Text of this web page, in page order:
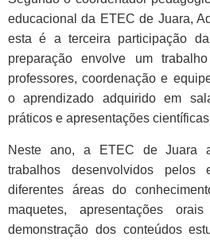
educacional da ETEC de Juara,
esta é a terceira participação
preparação envolve um
professores, coordenação e
o aprendizado adquirido em
práticos e apresentações
Neste ano, a ETEC de Juara
trabalhos desenvolvidos pelos
diferentes áreas do
maquetes, apresentações
demonstração dos conteúdos